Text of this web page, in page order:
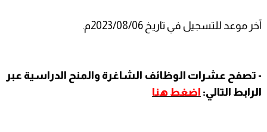
آخر موعد للتسجيل في تاريخ 2023/08/06م.
- تصفح عشرات الوظائف الشاغرة والمنح الدراسية عبر
الرابط التالي: اضغط هنا